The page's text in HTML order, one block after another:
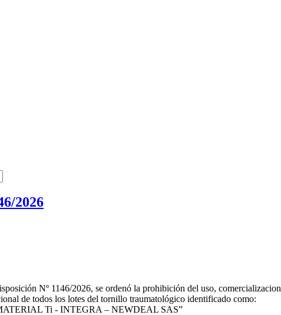
2026
Nº 1146/2026, se ordenó la prohibición del uso, comercializacion
de todos los lotes del tornillo traumatológico identificado como:
Ti - INTEGRA – NEWDEAL SAS”